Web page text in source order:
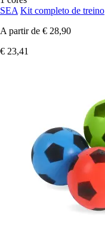
SEA Kit completo de treino
A partir de € 28,90
€ 23,41